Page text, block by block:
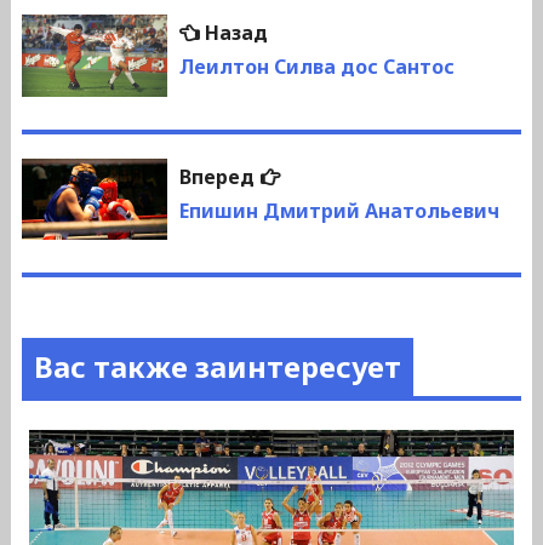
Навигация
по
записям
НазадПредыдущая
запись:
Леилтон Силва дос Сантос
Вперед
Следующая
запись:
Епишин Дмитрий Анатольевич
Вас также заинтересует